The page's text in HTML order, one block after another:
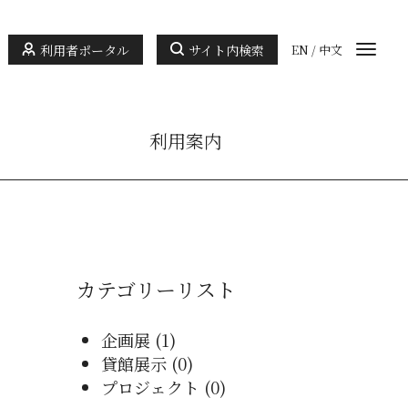
利用者ポータル サイト内検索 EN / 中文
利用案内
カテゴリーリスト
企画展 (1)
貸館展示 (0)
プロジェクト (0)